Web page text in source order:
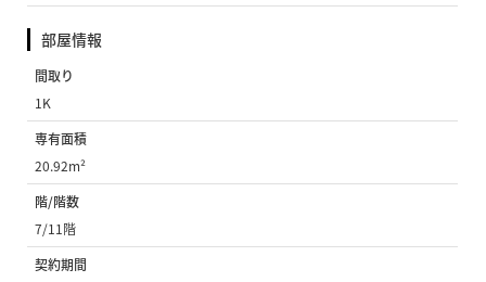
部屋情報
間取り
1K
専有面積
20.92m²
階/階数
7/11階
契約期間